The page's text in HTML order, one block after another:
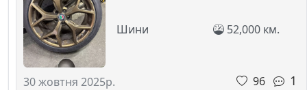
30 жовтня 2025р.
Шини 52,000 км.
96 1